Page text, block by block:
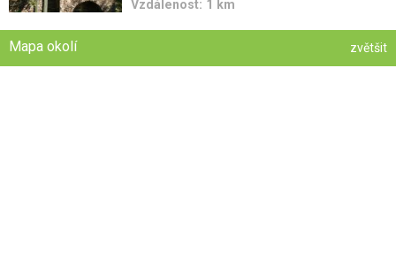
Vzdálenost: 1 km
Mapa okolí zvětšit